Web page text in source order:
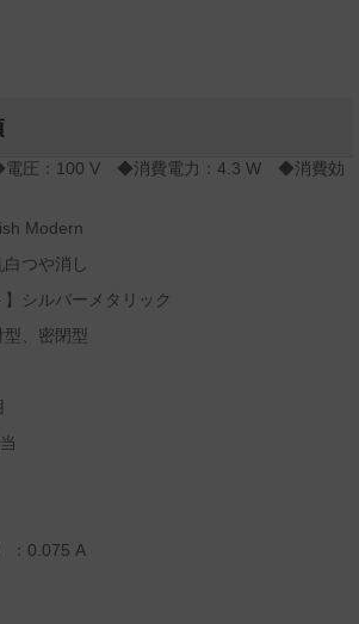
圧：100 V ◆消費電力：4.3 W ◆消費効
Modern
つや消し
シルバーメタリック
、密閉型
：0.075 A